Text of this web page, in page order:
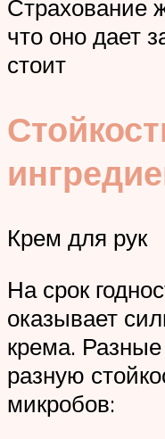
Страхование
что оно дает
стоит
Крем для рук
На срок
оказывает
крема.
разную
микробов: